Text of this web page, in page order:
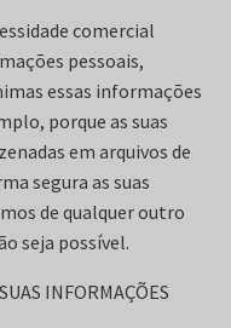
comercial
pessoais,
essas informações
porque as suas
em arquivos de
segura as suas
de qualquer outro
seja possível.
INFORMAÇÕES